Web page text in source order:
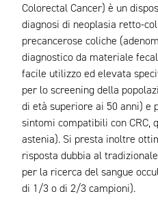
Colorectal Cancer) è un
diagnosi di neoplasia retto-
precancerose coliche
diagnostico da materiale
facile utilizzo ed elevata
per lo screening della
di età superiore ai 50 anni) e
sintomi compatibili con CRC,
astenia). Si presta inoltre
risposta dubbia al
per la ricerca del sangue
di 1/3 o di 2/3 campioni).